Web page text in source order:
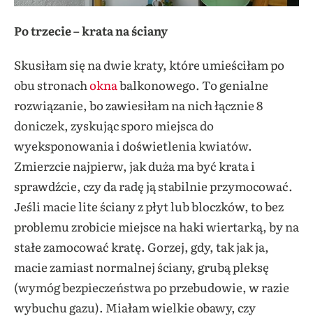
Po trzecie – krata na ściany
Skusiłam się na dwie kraty, które umieściłam po
obu stronachoknabalkonowego. To genialne
rozwiązanie, bo zawiesiłam na nich łącznie 8
doniczek, zyskując sporo miejsca do
wyeksponowania i doświetlenia kwiatów.
Zmierzcie najpierw, jak duża ma być krata i
sprawdźcie, czy da radę ją stabilnie przymocować.
Jeśli macie lite ściany z płyt lub bloczków, to bez
problemu zrobicie miejsce na haki wiertarką, by na
stałe zamocować kratę. Gorzej, gdy, tak jak ja,
macie zamiast normalnej ściany, grubą pleksę
(wymóg bezpieczeństwa po przebudowie, w razie
wybuchu gazu). Miałam wielkie obawy, czy